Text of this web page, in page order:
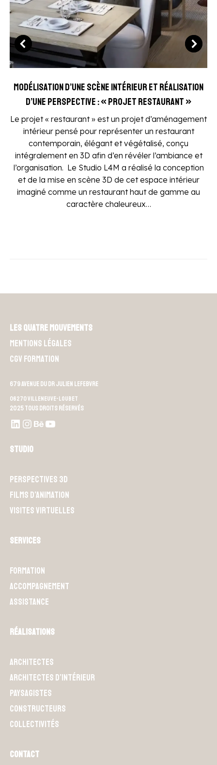
Modélisation d’une scène intérieur et réalisation
d’une perspective : « Projet Restaurant »
Le projet « restaurant » est un projet d’aménagement
intérieur pensé pour représenter un restaurant
contemporain, élégant et végétalisé, conçu
intégralement en 3D afin d’en révéler l’ambiance et
l’organisation. Le Studio L4M a réalisé la conception
et de la mise en scène 3D de cet espace intérieur
imaginé comme un restaurant haut de gamme au
caractère chaleureux…
Les Quatre Mouvements
Mentions légales
CGV Formation
679 Avenue du Dr Julien Lefebvre
06270 Villeneuve-Loubet
2025 Tous droits réservés
LinkedIn
Instagram
Behance
Youtube L4M
Studio
Perspectives 3D
Films d’animation
Visites Virtuelles
Services
Formation
Accompagnement
Assistance
Réalisations
Architectes
Architectes d’intérieur
Paysagistes
Constructeurs
Collectivités
Contact